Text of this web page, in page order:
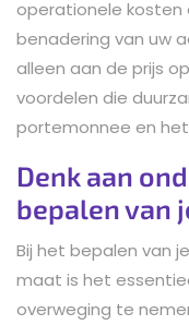
operationele kosten
benadering van uw
alleen aan de prijs
voordelen die
portemonnee en het
Denk aan
bepalen van
Bij het bepalen van
maat is het
overweging te